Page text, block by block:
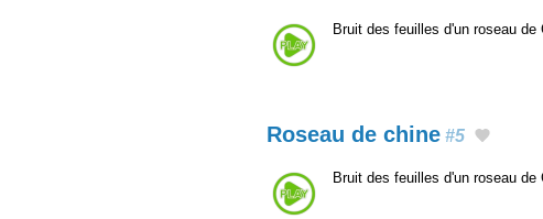
Bruit des feuilles d'un roseau de
Roseau de chine #5
Bruit des feuilles d'un roseau de